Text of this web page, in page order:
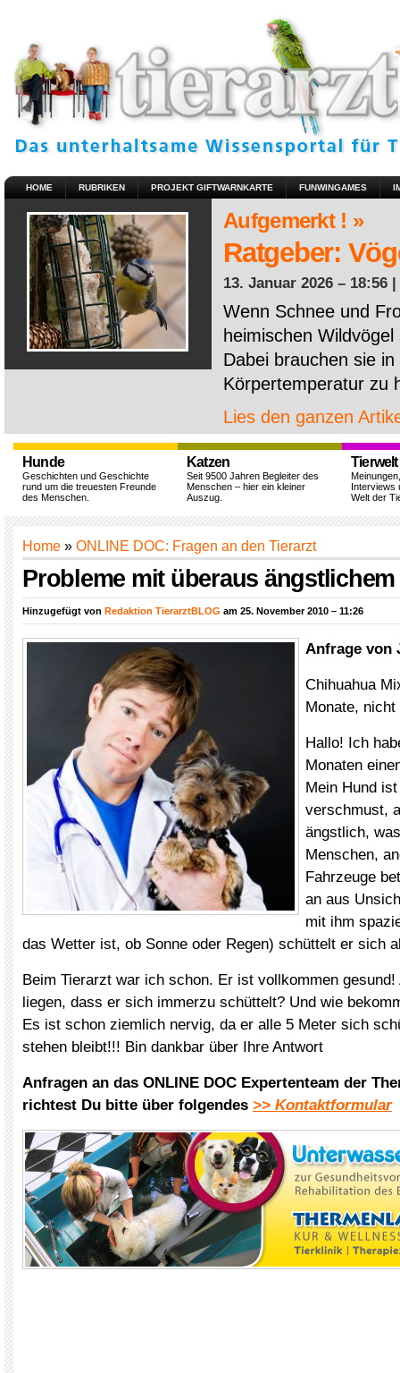
HOME RUBRIKEN PROJEKT GIFTWARNKARTE FUNWINGAMES
Aufgemerkt ! »
Ratgeber:
13. Januar 2026 – 18:56 |
Wenn Schnee und
heimischen
Dabei brauchen sie
Körpertemperatur zu
Lies den ganzen
Hunde
Geschichten und Geschichte
rund um die treuesten Freunde
des Menschen.
Katzen
Seit 9500 Jahren Begleiter des
Menschen – hier ein kleiner
Auszug.
Tierwelt
Interviews
Welt der
Home » ONLINE DOC: Fragen an den Tierarzt
Probleme mit überaus ängstlichem
Hinzugefügt von Redaktion TierarztBLOG am 25. November 2010 – 11:26
Anfrage von
Chihuahua
Monate,
Hallo! Ich
Monaten
Mein Hund
verschmust,
ängstlich,
Menschen,
Fahrzeuge
an aus
mit ihm
das Wetter ist, ob Sonne oder Regen) schüttelt er sich
Beim Tierarzt war ich schon. Er ist vollkommen
liegen, dass er sich immerzu schüttelt? Und wie
Es ist schon ziemlich nervig, da er alle 5 Meter sich
stehen bleibt!!! Bin dankbar über Ihre Antwort
Anfragen an das ONLINE DOC Expertenteam der
richtest Du bitte über folgendes >> Kontaktformular